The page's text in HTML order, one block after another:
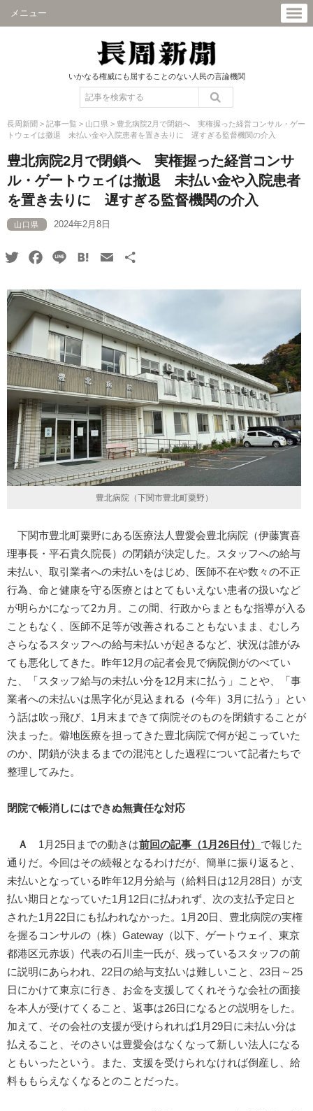
メニュー
いかなる権威にも屈することのない人民の言論機関
長周新聞 > 記事一覧 > 山口県 > 豊北病院2月で閉鎖へ 実権握った経営コンサル・ゲー
トウェイは撤退 未払い金や入院患者を置き去りに 遅すぎる監督機関の介入
豊北病院2月で閉鎖へ 実権握った経営コンサ
ル・ゲートウェイは撤退 未払い金や入院患者
を置き去りに 遅すぎる監督機関の介入
山口県 2024年2月8日
TwitterFacebook
Line HatenaEmail
豊北病院（下関市豊北町粟野）
下関市豊北町粟野にある医療法人豊愛会豊北病院（伊藤實喜
理事長・平石貴久院長）の閉鎖が決定した。スタッフへの給与
未払い、取引業者への未払いをはじめ、医師不在や数々の不正
行為、命と健康を守る医療とはとてもいえない患者の扱いなど
が明らかになって2カ月。この間、行政からまともな指導が入る
こともなく、医師不足等が改善されることもないまま、むしろ
さらなるスタッフへの給与未払いが起きるなど、状況は誰がみ
ても悪化してきた。昨年12月の記者会見で病院側がのべてい
た、「スタッフ給与の未払い分を12月末に払う」ことや、「事
業者への未払いは黒字化が見込まれる（今年）3月に払う」とい
う話は吹っ飛び、1月末まできて病院そのものを閉鎖することが
決まった。僻地医療を担ってきた豊北病院で何が起こっていた
のか、閉鎖が決まるまでの混沌とした過程について記者たちで
整理してみた。
閉院で帳消しにはできぬ無責任な対応
Ａ 1月25日までの動きは前回の記事（1月26日付） で報じた
通りだ。今回はその続報となるわけだが、簡単に振り返ると、
未払いとなっている昨年12月分給与（給料日は12月28日）が支
払い期日となっていた1月12日に払われず、次の支払予定日と
された1月22日にも払われなかった。1月20日、豊北病院の実権
を握るコンサルの（株）Gateway（以下、ゲートウェイ、東京
都港区元赤坂）代表の石川圭一氏が、残っているスタッフの前
に説明にあらわれ、22日の給与支払いは難しいこと、23日～25
日にかけて東京に行き、お金を支援してくれそうな会社の面接
を本人が受けてくること、返事は26日になるとの説明をした。
加えて、その会社の支援が受けられれば1月29日に未払い分は
払えること、そのさいは豊愛会はなくなって新しい法人になる
ともいったという。また、支援を受けられなければ倒産し、給
料ももらえなくなるとのことだった。